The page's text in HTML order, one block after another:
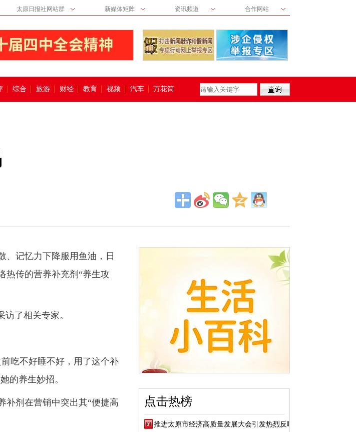
太原日报社网站群 新媒体矩阵 资讯频道 合作网站
综合 旅游 财经 教育 视频 汽车 万花筒
记忆力下降服用鱼油，日
传的营养补充剂“养生攻
了相关专家。
吃不好睡不好，用了这个补
的养生妙招。
剂在营销中突出其“便捷高
点击热榜
推进太原市经济高质量发展大会引发热烈反响